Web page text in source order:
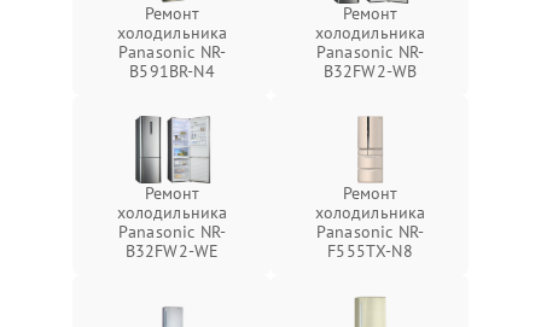
Ремонт
холодильника
Panasonic NR-
B591BR-N4
Ремонт
холодильника
Panasonic NR-
B32FW2-WB
Ремонт
холодильника
Panasonic NR-
B32FW2-WE
Ремонт
холодильника
Panasonic NR-
F555TX-N8